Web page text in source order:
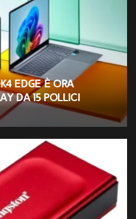
Edge è ora
da 15 pollici